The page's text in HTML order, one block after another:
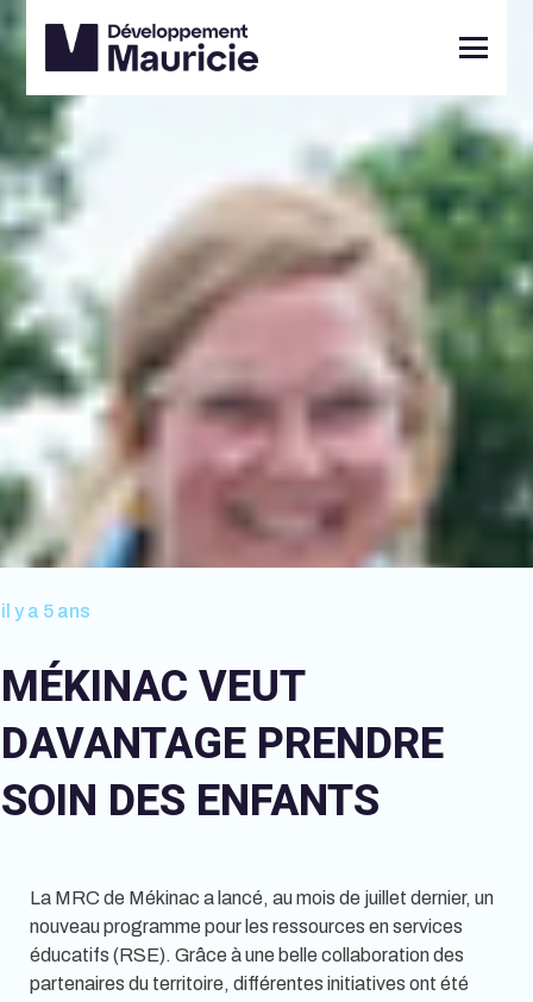
il y a 5 ans
MÉKINAC VEUT
DAVANTAGE PRENDRE
SOIN DES ENFANTS
La MRC de Mékinac a lancé, au mois de juillet dernier, un
nouveau programme pour les ressources en services
éducatifs (RSE). Grâce à une belle collaboration des
partenaires du territoire, différentes initiatives ont été